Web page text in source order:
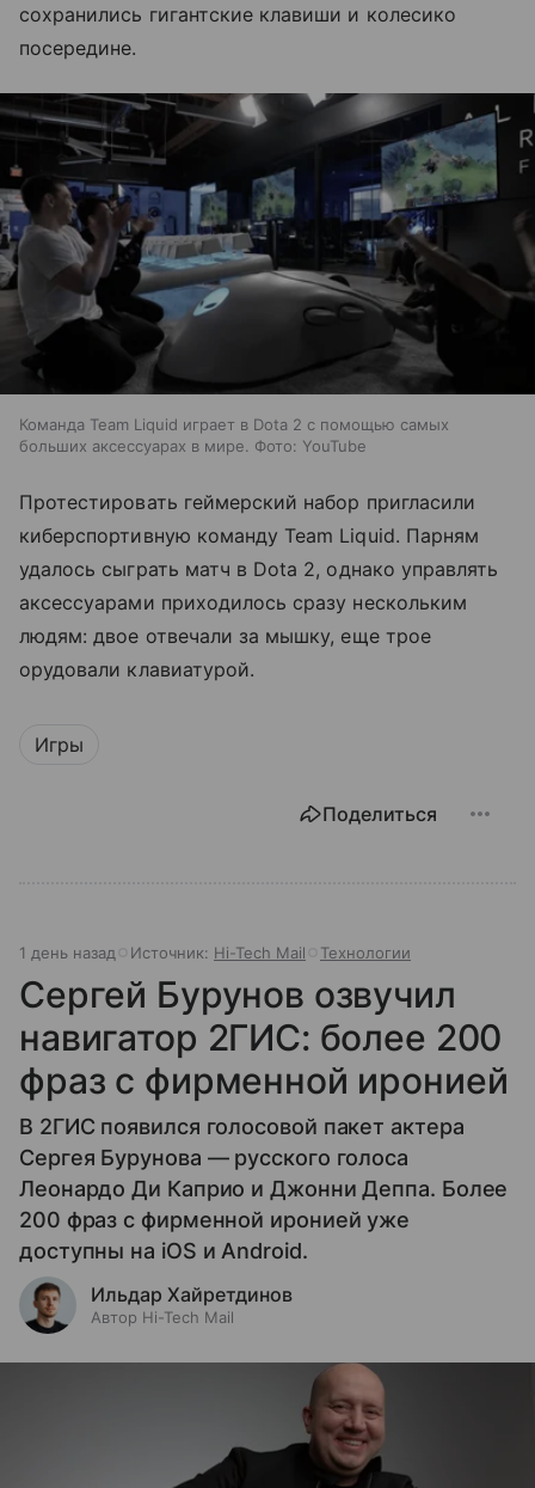
сохранились гигантские клавиши и колесико
посередине.
Команда Team Liquid играет в Dota 2 с помощью самых
больших аксессуарах в мире. Фото: YouTube
Протестировать геймерский набор пригласили
киберспортивную команду Team Liquid. Парням
удалось сыграть матч в Dota 2, однако управлять
аксессуарами приходилось сразу нескольким
людям: двое отвечали за мышку, еще трое
орудовали клавиатурой.
Игры
Поделиться
1 день назад Источник: Hi-Tech Mail Технологии
Сергей Бурунов озвучил
навигатор 2ГИС: более 200
фраз с фирменной иронией
В 2ГИС появился голосовой пакет актера
Сергея Бурунова — русского голоса
Леонардо Ди Каприо и Джонни Деппа. Более
200 фраз с фирменной иронией уже
доступны на iOS и Android.
Ильдар Хайретдинов
Автор Hi-Tech Mail